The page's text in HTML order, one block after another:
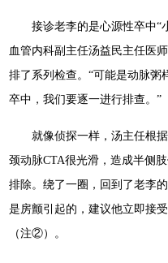
接诊老李的是心源性卒中“
血管内科副主任汤益民主任医
排了系列检查。“可能是动脉粥
卒中，我们要逐一进行排查。”
就像侦探一样，汤主任根
颈动脉CTA很光滑，造成半侧
排除。绕了一圈，回到了老李
是房颤引起的，建议他立即接
（注②）。